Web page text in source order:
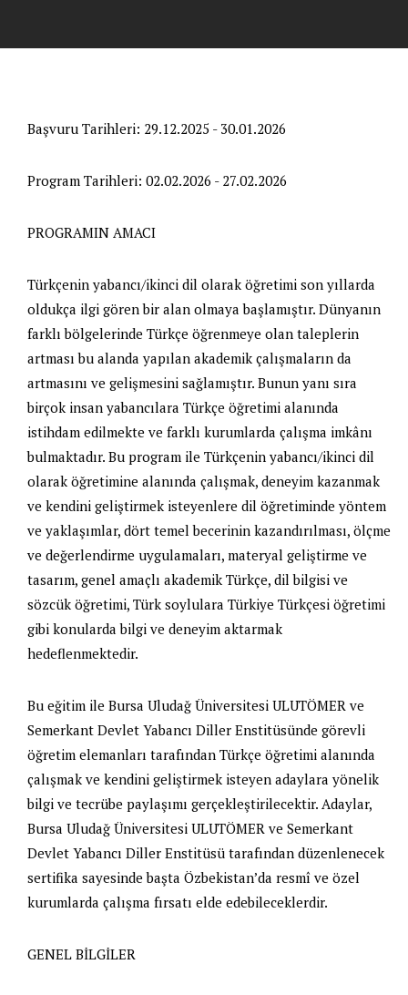
Başvuru Tarihleri: 29.12.2025 - 30.01.2026
Program Tarihleri: 02.02.2026 - 27.02.2026
PROGRAMIN AMACI
Türkçenin yabancı/ikinci dil olarak öğretimi son yıllarda
oldukça ilgi gören bir alan olmaya başlamıştır. Dünyanın
farklı bölgelerinde Türkçe öğrenmeye olan taleplerin
artması bu alanda yapılan akademik çalışmaların da
artmasını ve gelişmesini sağlamıştır. Bunun yanı sıra
birçok insan yabancılara Türkçe öğretimi alanında
istihdam edilmekte ve farklı kurumlarda çalışma imkânı
bulmaktadır. Bu program ile Türkçenin yabancı/ikinci dil
olarak öğretimine alanında çalışmak, deneyim kazanmak
ve kendini geliştirmek isteyenlere dil öğretiminde yöntem
ve yaklaşımlar, dört temel becerinin kazandırılması, ölçme
ve değerlendirme uygulamaları, materyal geliştirme ve
tasarım, genel amaçlı akademik Türkçe, dil bilgisi ve
sözcük öğretimi, Türk soylulara Türkiye Türkçesi öğretimi
gibi konularda bilgi ve deneyim aktarmak
hedeflenmektedir.
Bu eğitim ile Bursa Uludağ Üniversitesi ULUTÖMER ve
Semerkant Devlet Yabancı Diller Enstitüsünde görevli
öğretim elemanları tarafından Türkçe öğretimi alanında
çalışmak ve kendini geliştirmek isteyen adaylara yönelik
bilgi ve tecrübe paylaşımı gerçekleştirilecektir. Adaylar,
Bursa Uludağ Üniversitesi ULUTÖMER ve Semerkant
Devlet Yabancı Diller Enstitüsü tarafından düzenlenecek
sertifika sayesinde başta Özbekistan’da resmî ve özel
kurumlarda çalışma fırsatı elde edebileceklerdir.
GENEL BİLGİLER